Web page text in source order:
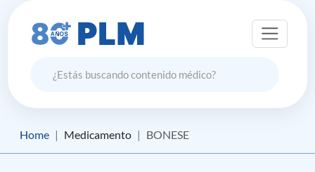
Home Medicamento BONESE